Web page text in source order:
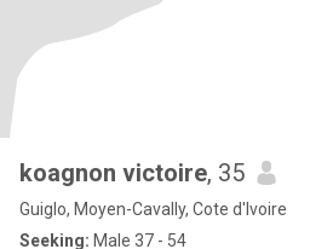
koagnon victoire, 35
Guiglo, Moyen-Cavally, Cote d'Ivoire
Seeking: Male 37 - 54